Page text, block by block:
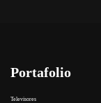
Portafolio
Televisores